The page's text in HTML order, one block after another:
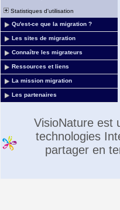
Statistiques d'utilisation
Qu'est-ce que la migration ?
Les sites de migration
Connaître les migrateurs
Ressources et liens
La mission migration
Les partenaires
VisioNature est
technologies
partager en